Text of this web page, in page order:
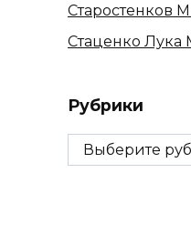
Старостенков
Стаценко Лука
Рубрики
Рубрики